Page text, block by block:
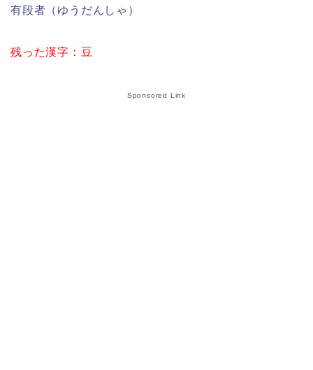
有段者（ゆうだんしゃ）
残った漢字：豆
Sponsored Link